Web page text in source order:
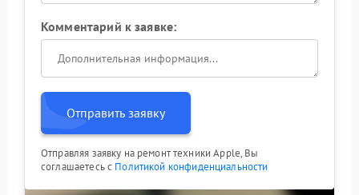
Комментарий к заявке:
Отправить заявку
Отправляя заявку на ремонт техники Apple, Вы
соглашаетесь с Политикой конфиденциальности